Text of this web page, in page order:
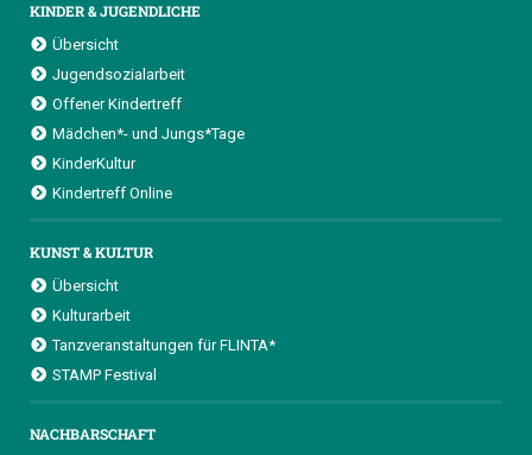
KINDER & JUGENDLICHE
Übersicht
Jugendsozialarbeit
Offener Kindertreff
Mädchen*- und Jungs*Tage
KinderKultur
Kindertreff Online
KUNST & KULTUR
Übersicht
Kulturarbeit
Tanzveranstaltungen für FLINTA*
STAMP Festival
NACHBARSCHAFT